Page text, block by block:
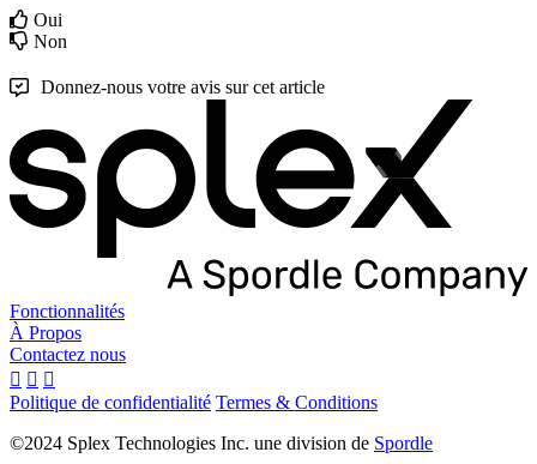
Oui
Non
Donnez-nous votre avis sur cet article
Fonctionnalités
À Propos
Contactez nous
Politique de confidentialité Termes & Conditions
©2024 Splex Technologies Inc. une division de Spordle